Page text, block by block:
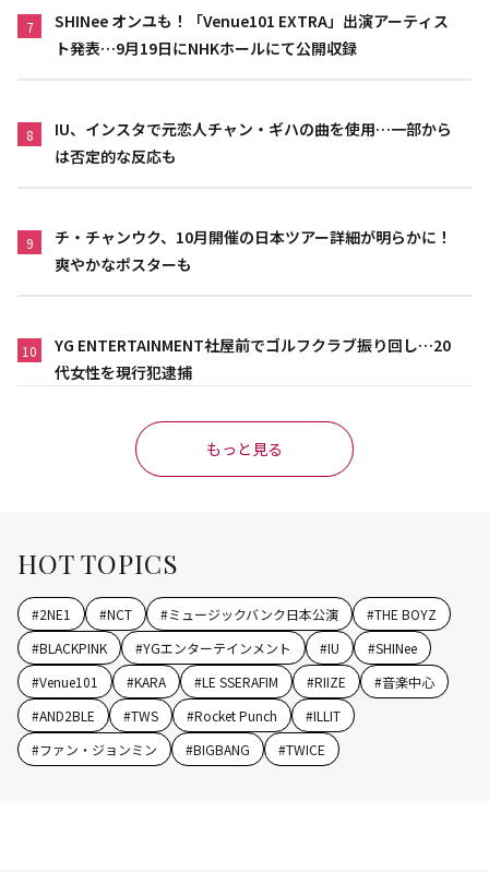
7
SHINee オンユも！「Venue101 EXTRA」出演アーティス
ト発表…9月19日にNHKホールにて公開収録
8
IU、インスタで元恋人チャン・ギハの曲を使用…一部から
は否定的な反応も
9
チ・チャンウク、10月開催の日本ツアー詳細が明らかに！
爽やかなポスターも
10
YG ENTERTAINMENT社屋前でゴルフクラブ振り回し…20
代女性を現行犯逮捕
もっと見る
HOT TOPICS
#2NE1 #NCT #ミュージックバンク日本公演 #THE BOYZ
#BLACKPINK #YGエンターテインメント #IU #SHINee
#Venue101 #KARA #LE SSERAFIM #RIIZE #音楽中心
#AND2BLE #TWS #Rocket Punch #ILLIT
#ファン・ジョンミン #BIGBANG #TWICE